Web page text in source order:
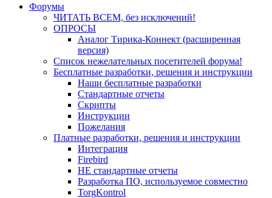
Форумы
ЧИТАТЬ ВСЕМ, без исключений!
ОПРОСЫ
Аналог Тирика-Коннект (расширенная
версия)
Список нежелательных посетителей форума!
Бесплатные разработки, решения и инструкции
Наши бесплатные разработки
Стандартные отчеты
Скрипты
Инструкции
Пожелания
Платные разработки, решения и инструкции
Интеграция
Firebird
НЕ стандартные отчеты
Разработка ПО, используемое совместно
TorgKontrol